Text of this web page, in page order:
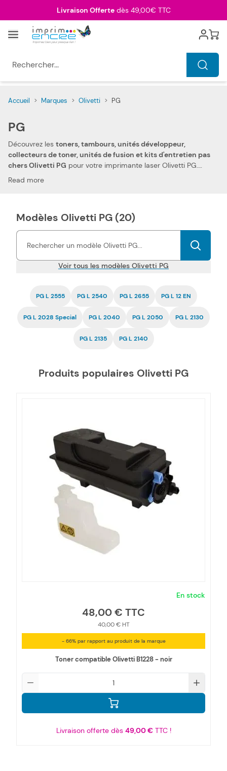
Livraison Offertedès 49,00€ TTC
Menu Cart
Accueil > Marques > Olivetti > PG
PG
Découvrez les toners, tambours, unités développeur,
collecteurs de toner, unités de fusion et kits d'entretien pas
chers Olivetti PG pour votre imprimante laser Olivetti PG.
Grâce à votre confiance et votre fidélité, nous pouvons
fusion et kit d'entretien compatibles pas chers Olivetti PG vous
permettent d'imprimer tous types de documents, à des prix
cartouches d'encre PG pas chers est garantie
certification ISO, tout comme la fiabilité.
Read more
Modèles Olivetti PG (20)
Voir tous les modèles Olivetti PG
PG L 2555 PG L 2540 PG L 2655 PG L 12 EN
PG L 2028 Special PG L 2040 PG L 2050 PG L 2130
PG L 2135 PG L 2140
Produits populaires Olivetti PG
En stock
48,00 €
40,00 €
- 66% par rapport au produit de la marque
Toner compatible Olivetti B1228 - noir
Livraison offerte dès 49,00 €TTC !